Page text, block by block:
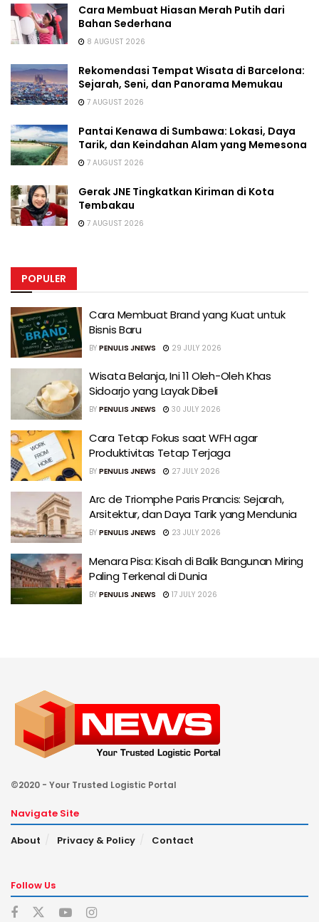
Cara Membuat Hiasan Merah Putih dari
Bahan Sederhana
8 AUGUST 2026
Rekomendasi Tempat Wisata di Barcelona:
Sejarah, Seni, dan Panorama Memukau
7 AUGUST 2026
Pantai Kenawa di Sumbawa: Lokasi, Daya
Tarik, dan Keindahan Alam yang Memesona
7 AUGUST 2026
Gerak JNE Tingkatkan Kiriman di Kota
Tembakau
7 AUGUST 2026
POPULER
Cara Membuat Brand yang Kuat untuk
Bisnis Baru
BY PENULIS JNEWS 29 JULY 2026
Wisata Belanja, Ini 11 Oleh-Oleh Khas
Sidoarjo yang Layak Dibeli
BY PENULIS JNEWS 30 JULY 2026
Cara Tetap Fokus saat WFH agar
Produktivitas Tetap Terjaga
BY PENULIS JNEWS 27 JULY 2026
Arc de Triomphe Paris Prancis: Sejarah,
Arsitektur, dan Daya Tarik yang Mendunia
BY PENULIS JNEWS 23 JULY 2026
Menara Pisa: Kisah di Balik Bangunan Miring
Paling Terkenal di Dunia
BY PENULIS JNEWS 17 JULY 2026
©2020 - Your Trusted Logistic Portal
Navigate Site
About
Privacy & Policy Contact
Follow Us